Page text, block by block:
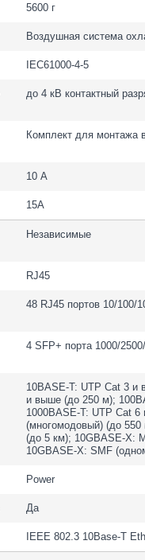
5600 г
Воздушная система
IEC61000-4-5
до 4 кВ контактный
Комплект для монтажа
10 А
15A
Независимые
RJ45
48 RJ45 портов 10/100/
4 SFP+ порта 1000/
10BASE-T: UTP Cat 3 и
и выше (до 250 м);
1000BASE-T: UTP Cat
(многомодовый) (до
(до 5 км); 10GBASE-X:
10GBASE-X: SMF
Power
Да
IEEE 802.3 10Base-T